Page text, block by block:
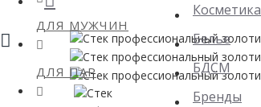
ДЛЯ МУЖЧИН
ДЛЯ ПАР
Косметика
Белье
БДСМ
Бренды